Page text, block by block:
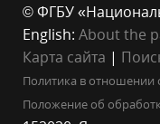
© ФГБУ
English: About the
Карта сайта |
Политика в отношении
Положение об